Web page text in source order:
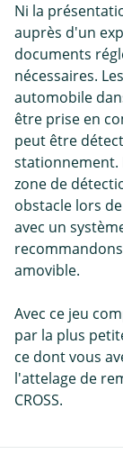
Ni la
auprès d'un
documents
nécessaires.
automobile
être prise en
peut être
stationnement.
zone de
obstacle lors
avec un
amovible.
Avec ce jeu
par la plus
ce dont vous
l'attelage de
CROSS.